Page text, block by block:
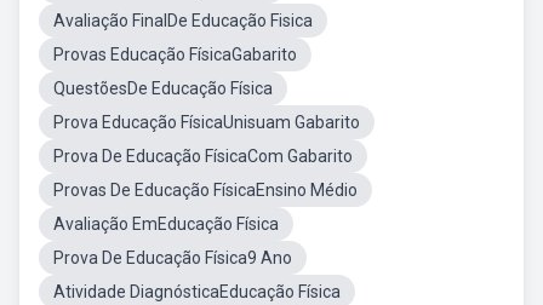
Avaliação FinalDe Educação Fisica
Provas Educação FísicaGabarito
QuestõesDe Educação Física
Prova Educação FísicaUnisuam Gabarito
Prova De Educação FísicaCom Gabarito
Provas De Educação FísicaEnsino Médio
Avaliação EmEducação Física
Prova De Educação Física9 Ano
Atividade DiagnósticaEducação Física